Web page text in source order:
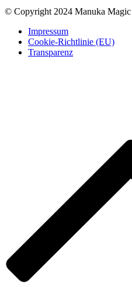
© Copyright 2024 Manuka Magic
Impressum
Cookie-Richtlinie (EU)
Transparenz